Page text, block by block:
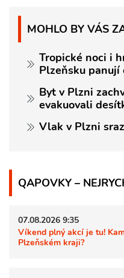
MOHLO BY VÁS
Tropické noci i
Plzeňsku
Byt v Plzni
evakuovali
Vlak v Plzni
QAPOVKY –
07.08.2026 9:35
Víkend plný akcí je tu!
Plzeňském kraji?